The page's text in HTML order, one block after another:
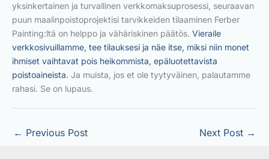
yksinkertainen ja turvallinen verkkomaksuprosessi, seuraavan
puun maalinpoistoprojektisi tarvikkeiden tilaaminen Ferber
Painting:ltä on helppo ja vähäriskinen päätös. Vieraile
verkkosivuillamme, tee tilauksesi ja näe itse, miksi niin monet
ihmiset vaihtavat pois heikommista, epäluotettavista
poistoaineista. Ja muista, jos et ole tyytyväinen, palautamme
rahasi. Se on lupaus.
← Previous Post Next Post →